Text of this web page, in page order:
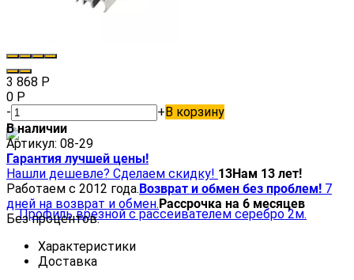
3 868 Р
0 Р
-
+В корзину
В наличии
Артикул: 08-29
Гарантия лучшей цены!
Нашли дешевле? Сделаем скидку! 13Нам 13 лет!
Работаем с 2012 года.Возврат и обмен без проблем! 7
дней на возврат и обмен.Рассрочка на 6 месяцев
Без процентов.
Характеристики
Доставка